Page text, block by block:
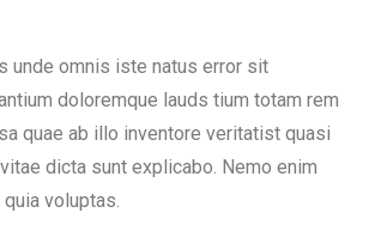
unde omnis iste natus error sit
doloremque lauds tium totam rem
quae ab illo inventore veritatist quasi
dicta sunt explicabo. Nemo enim
voluptas.